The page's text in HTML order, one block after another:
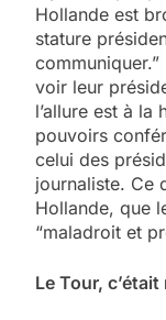
Hollande est
stature
voir leur
l’allure est à la
pouvoirs
celui des
journaliste. Ce
Hollande, que
“maladroit et
Le Tour,